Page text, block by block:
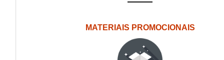
MATERIAIS PROMOCIONAIS